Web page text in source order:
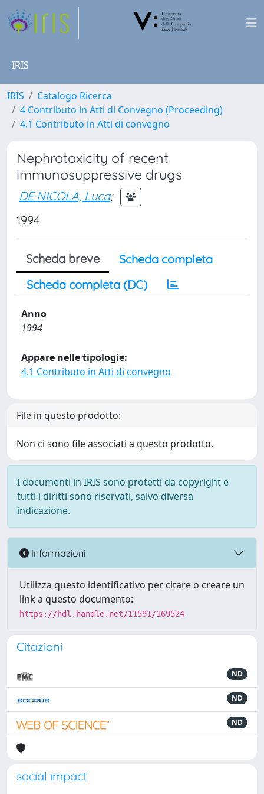
IRIS
IRIS
Catalogo Ricerca
4 Contributo in Atti di Convegno (Proceeding)
4.1 Contributo in Atti di convegno
Nephrotoxicity of recent
immunosuppressive drugs
DE NICOLA, Luca;
1994
Scheda breve
Scheda completa
Scheda completa (DC)
Anno
1994
Appare nelle tipologie:
4.1 Contributo in Atti di convegno
File in questo prodotto:
Non ci sono file associati a questo prodotto.
I documenti in IRIS sono protetti da copyright e
tutti i diritti sono riservati, salvo diversa
indicazione.
Informazioni
Utilizza questo identificativo per citare o creare un
link a questo documento:
https://hdl.handle.net/11591/169524
Citazioni
ND
ND
ND
social impact